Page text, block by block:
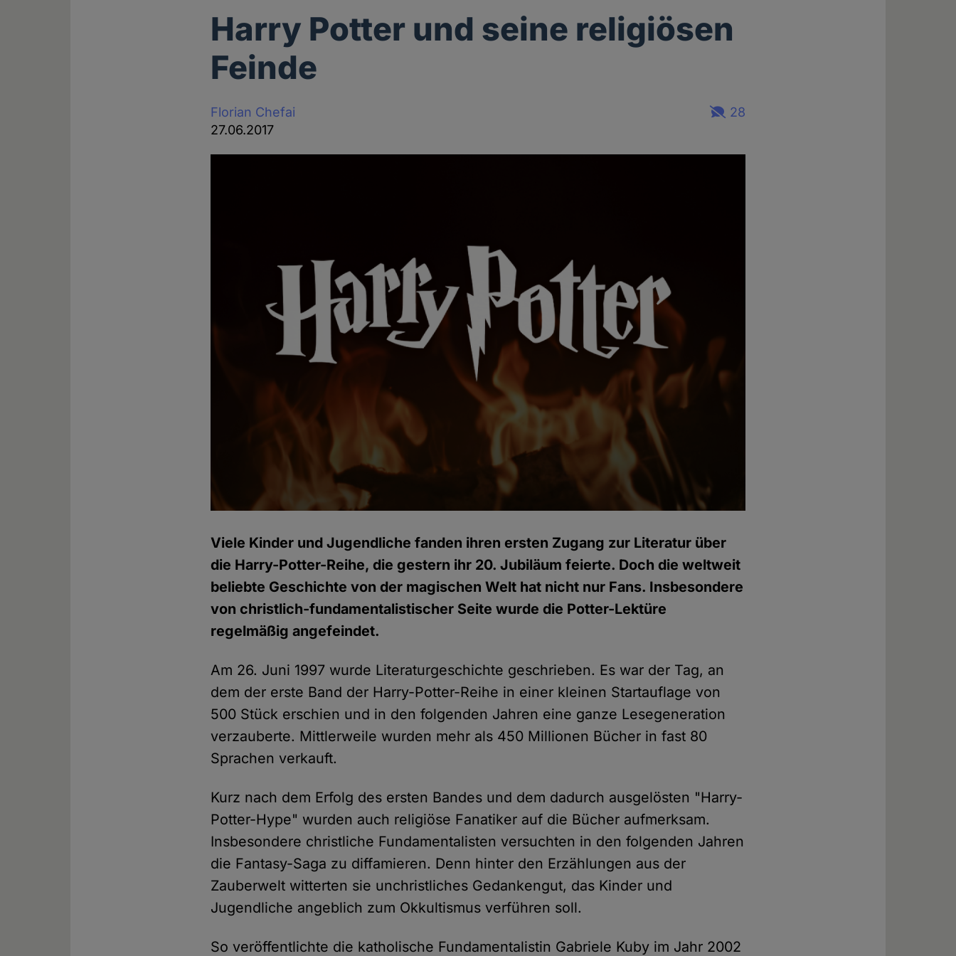
Harry Potter und seine religiösen
Feinde
Florian Chefai
27.06.2017
28
Viele Kinder und Jugendliche fanden ihren ersten Zugang zur Literatur über
die Harry-Potter-Reihe, die gestern ihr 20. Jubiläum feierte. Doch die weltweit
beliebte Geschichte von der magischen Welt hat nicht nur Fans. Insbesondere
von christlich-fundamentalistischer Seite wurde die Potter-Lektüre
regelmäßig angefeindet.
Am 26. Juni 1997 wurde Literaturgeschichte geschrieben. Es war der Tag, an
dem der erste Band der Harry-Potter-Reihe in einer kleinen Startauflage von
500 Stück erschien und in den folgenden Jahren eine ganze Lesegeneration
verzauberte. Mittlerweile wurden mehr als 450 Millionen Bücher in fast 80
Sprachen verkauft.
Kurz nach dem Erfolg des ersten Bandes und dem dadurch ausgelösten "Harry-
Potter-Hype" wurden auch religiöse Fanatiker auf die Bücher aufmerksam.
Insbesondere christliche Fundamentalisten versuchten in den folgenden Jahren
die Fantasy-Saga zu diffamieren. Denn hinter den Erzählungen aus der
Zauberwelt witterten sie unchristliches Gedankengut, das Kinder und
Jugendliche angeblich zum Okkultismus verführen soll.
So veröffentlichte die katholische Fundamentalistin Gabriele Kuby im Jahr 2002